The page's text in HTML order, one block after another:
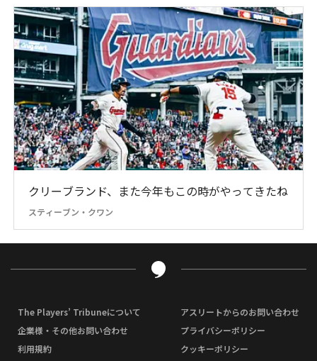
クリーブランド、また今年もこの時がやってきたね
スティーブン・クワン
The Players’ Tribuneについて
アスリートからのお問い合わせ
企業様・その他お問い合わせ
プライバシーポリシー
利用規約
クッキーポリシー